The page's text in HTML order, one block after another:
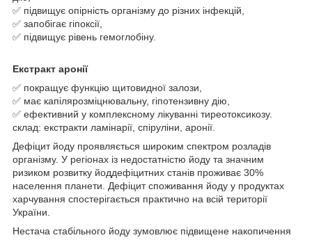
✅ підвищує опірність організму до різних інфекцій,
✅ запобігає гіпоксії,
✅ підвищує рівень гемоглобіну.
Екстракт аронії
✅ покращує функцію щитовидної залози,
✅ має капілярозміцнювальну, гіпотензивну дію,
✅ ефективний у комплексному лікуванні тиреотоксикозу.
склад: екстракти ламінарії, спіруліни, аронії.
Дефіцит йоду проявляється широким спектром розладів
організму. У регіонах із недостатністю йоду та значним
ризиком розвитку йоддефіцитних станів проживає 30%
населення планети. Дефіцит споживання йоду у продуктах
харчування спостерігається практично на всій території
України.
Нестача стабільного йоду зумовлює підвищене накопичення